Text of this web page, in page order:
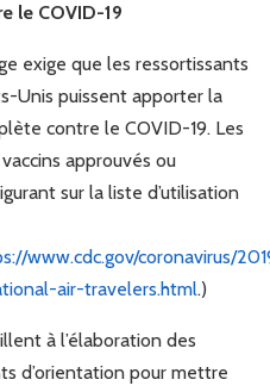
le COVID-19
exige que les ressortissants
Unis puissent apporter la
contre le COVID-19. Les
approuvés ou
sur la liste d’utilisation
www.cdc.gov/coronavirus/
air-travelers.html.)
à l’élaboration des
d’orientation pour mettre